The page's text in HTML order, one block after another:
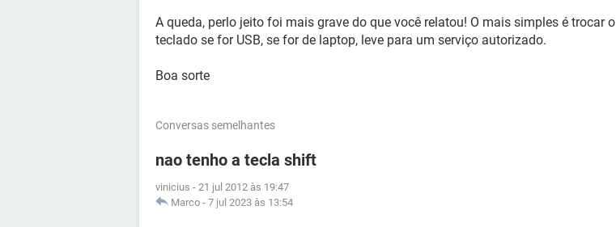
A queda, perlo jeito foi mais grave do que você relatou! O mais simples é trocar o
teclado se for USB, se for de laptop, leve para um serviço autorizado.
Boa sorte
Conversas semelhantes
nao tenho a tecla shift
vinicius - 21 jul 2012 às 19:47
Marco - 7 jul 2023 às 13:54